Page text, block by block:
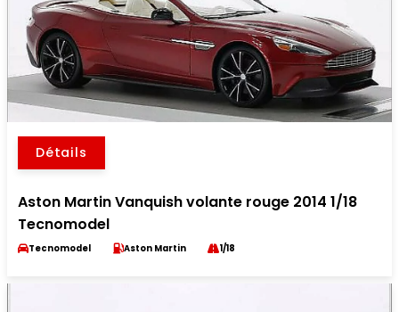
Détails
Aston Martin Vanquish volante rouge 2014 1/18
Tecnomodel
Tecnomodel Aston Martin 1/18